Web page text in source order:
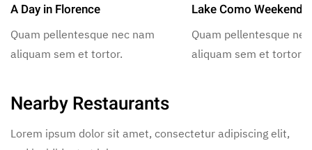
A Day in Florence
Quam pellentesque nec nam
aliquam sem et tortor.
Lake Como Weekend
Quam pellentesque
aliquam sem et tortor.
Nearby Restaurants
Lorem ipsum dolor sit amet, consectetur adipiscing elit,